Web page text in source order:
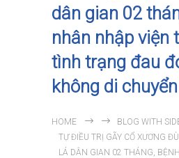
dân gian 02
nhân nhập viện
tình trạng đau
không di
HOME
BLOG WITH
TỰ ĐIỀU TRỊ GÃY CỔ XƯƠNG
LÁ DÂN GIAN 02 THÁNG,